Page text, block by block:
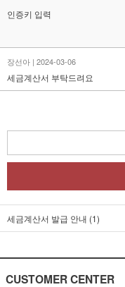
인증키 입력
장선아 | 2024-03-06
세금계산서 부탁드려요
세금계산서 발급 안내 (1)
CUSTOMER CENTER